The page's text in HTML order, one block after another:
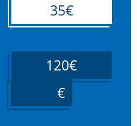
35€
120€